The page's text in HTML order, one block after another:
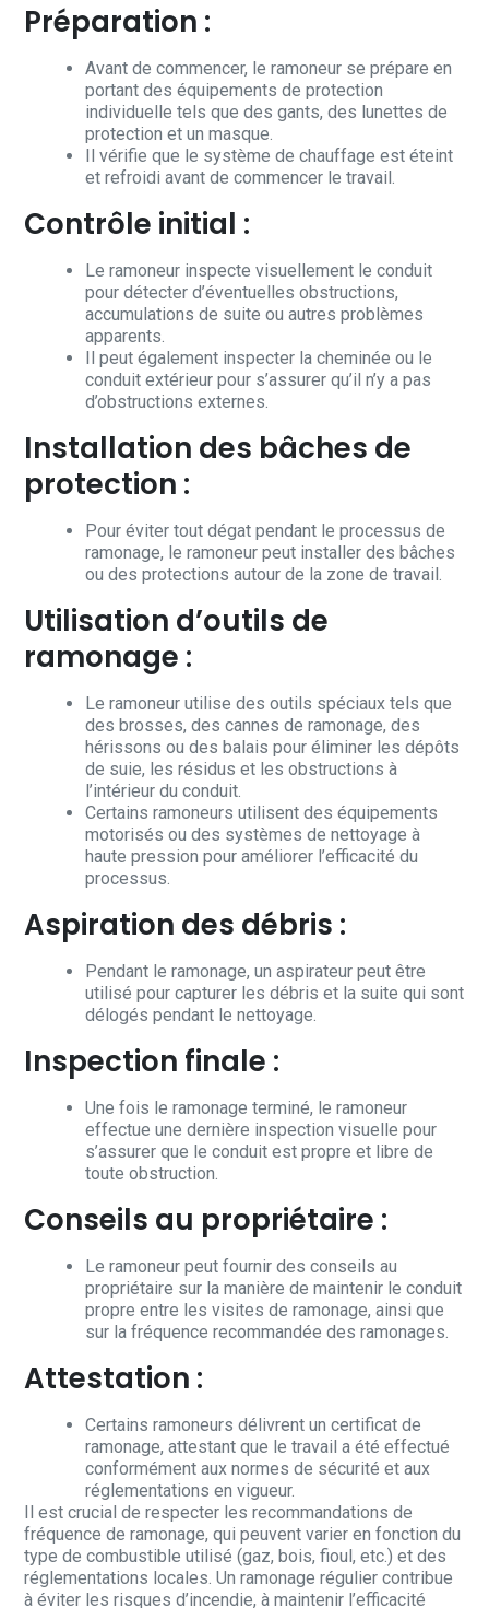
Préparation :
Avant de commencer, le ramoneur se prépare en
portant des équipements de protection
individuelle tels que des gants, des lunettes de
protection et un masque.
Il vérifie que le système de chauffage est éteint
et refroidi avant de commencer le travail.
Contrôle initial :
Le ramoneur inspecte visuellement le conduit
pour détecter d’éventuelles obstructions,
accumulations de suite ou autres problèmes
apparents.
Il peut également inspecter la cheminée ou le
conduit extérieur pour s’assurer qu’il n’y a pas
d’obstructions externes.
Installation des bâches de
protection :
Pour éviter tout dégat pendant le processus de
ramonage, le ramoneur peut installer des bâches
ou des protections autour de la zone de travail.
Utilisation d’outils de
ramonage :
Le ramoneur utilise des outils spéciaux tels que
des brosses, des cannes de ramonage, des
hérissons ou des balais pour éliminer les dépôts
de suie, les résidus et les obstructions à
l’intérieur du conduit.
Certains ramoneurs utilisent des équipements
motorisés ou des systèmes de nettoyage à
haute pression pour améliorer l’efficacité du
processus.
Aspiration des débris :
Pendant le ramonage, un aspirateur peut être
utilisé pour capturer les débris et la suite qui sont
délogés pendant le nettoyage.
Inspection finale :
Une fois le ramonage terminé, le ramoneur
effectue une dernière inspection visuelle pour
s’assurer que le conduit est propre et libre de
toute obstruction.
Conseils au propriétaire :
Le ramoneur peut fournir des conseils au
propriétaire sur la manière de maintenir le conduit
propre entre les visites de ramonage, ainsi que
sur la fréquence recommandée des ramonages.
Attestation :
Certains ramoneurs délivrent un certificat de
ramonage, attestant que le travail a été effectué
conformément aux normes de sécurité et aux
réglementations en vigueur.
Il est crucial de respecter les recommandations de
fréquence de ramonage, qui peuvent varier en fonction du
type de combustible utilisé (gaz, bois, fioul, etc.) et des
réglementations locales. Un ramonage régulier contribue
à éviter les risques d’incendie, à maintenir l’efficacité